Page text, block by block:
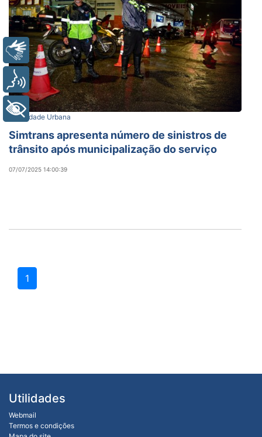
Mobilidade Urbana
Simtrans apresenta número de sinistros de
trânsito após municipalização do serviço
07/07/2025 14:00:39
1
Utilidades
Webmail
Termos e condições
Libras
Voz
+ Acessibilidade